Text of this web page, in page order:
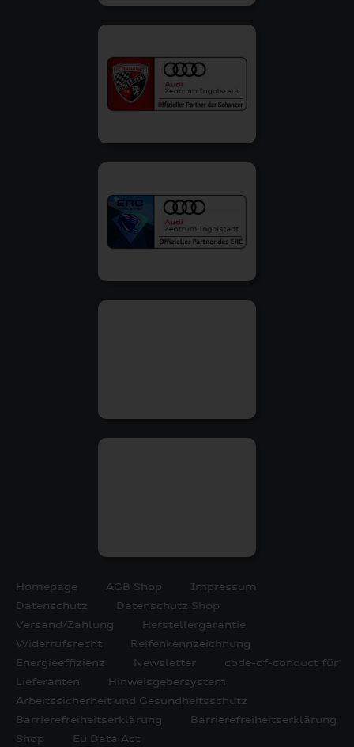
Homepage AGB Shop
Impressum
Datenschutz
Datenschutz Shop
Versand/Zahlung
Herstellergarantie
Widerrufsrecht
Reifenkennzeichnung
Energieeffizienz
Newsletter
code-of-conduct für
Lieferanten
Hinweisgebersystem
Arbeitssicherheit und Gesundheitsschutz
Barrierefreiheitserklärung
Barrierefreiheitserklärung
Shop
Eu Data Act